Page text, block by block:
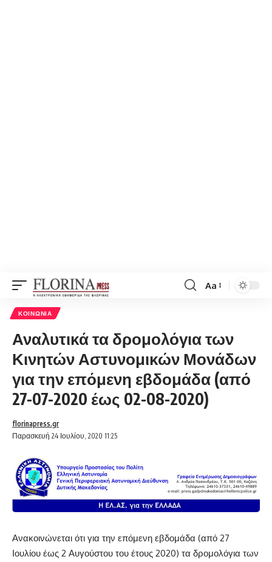
Font
Aa
ΚΟΙΝΩΝΊΑ
Αναλυτικά τα δρομολόγια των
Κινητών Αστυνομικών Μονάδων
για την επόμενη εβδομάδα (από
27-07-2020 έως 02-08-2020)
Παρασκευή 24 Ιουλίου, 2020 11:25
florinapress.gr
Ανακοινώνεται ότι για την επόμενη εβδομάδα (από 27
Ιουλίου έως 2 Αυγούστου του έτους 2020) τα δρομολόγια των